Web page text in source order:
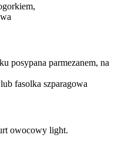
posypana parmezanem, na
fasolka szparagowa
owocowy light.